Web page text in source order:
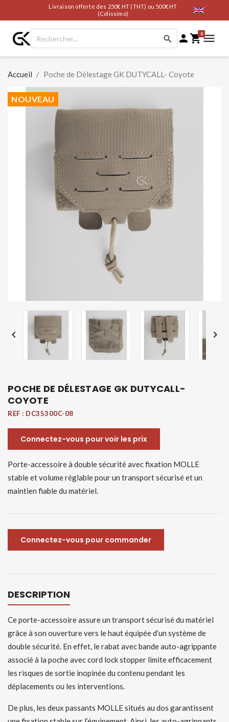
Livraison offerte des 250€ HT (TNT) ou 500€ HT
(Colissimo)
  0
Accueil Poche de Délestage GK DUTYCALL- Coyote
NOUVEAU
 
POCHE DE DÉLESTAGE GK DUTYCALL-
COYOTE
REF : DC35300C-08
Connectez-vous pour voir les prix
Porte-accessoire à double sécurité avec fixation MOLLE
stable et volume réglable pour un transport sécurisé et un
maintien fiable du matériel.
Connectez-vous pour commander
DESCRIPTION
Ce porte-accessoire assure un transport sécurisé du matériel
grâce à son ouverture vers le haut équipée d’un système de
double sécurité. En effet, le rabat avec bande auto-agrippante
associé à la poche avec cord lock stopper limite efficacement
les risques de sortie inopinée du contenu pendant les
déplacements ou les interventions.
De plus, les deux passants MOLLE situés au dos garantissent